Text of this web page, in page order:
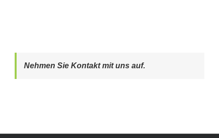
Nehmen Sie Kontakt mit uns auf.